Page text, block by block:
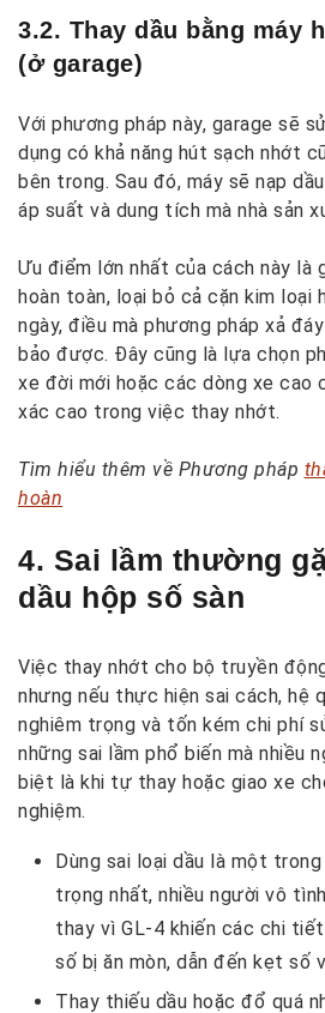
3.2. Thay dầu bằng máy
(ở garage)
Với phương pháp này, garage sẽ
dụng có khả năng hút sạch nhớt
bên trong. Sau đó, máy sẽ nạp
áp suất và dung tích mà nhà sản
Ưu điểm lớn nhất của cách này là
hoàn toàn, loại bỏ cả cặn kim loại
ngày, điều mà phương pháp xả
bảo được. Đây cũng là lựa chọn
xe đời mới hoặc các dòng xe cao
xác cao trong việc thay nhớt.
Tìm hiểu thêm về Phương pháp
hoàn
4. Sai lầm thường
dầu hộp số sàn
Việc thay nhớt cho bộ truyền
nhưng nếu thực hiện sai cách, hệ
nghiêm trọng và tốn kém chi phí
những sai lầm phổ biến mà nhiều
biệt là khi tự thay hoặc giao xe
nghiệm.
Dùng sai loại dầu là một
trọng nhất, nhiều người vô
thay vì GL-4 khiến các chi
số bị ăn mòn, dẫn đến kẹt số
Thay thiếu dầu hoặc đổ quá